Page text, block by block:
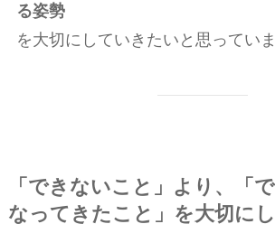
る姿勢
を大切にしていきたいと思っていま
「できないこと」より、「
なってきたこと」を大切に